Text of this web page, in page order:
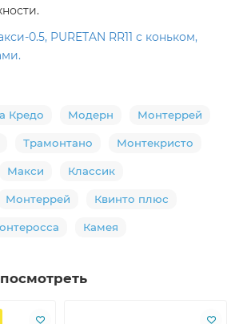
0.5, PURETAN RR11 с коньком,
Кредо Модерн Монтеррей
Трамонтано Монтекристо
Макси Классик
Монтеррей Квинто плюс
Камея